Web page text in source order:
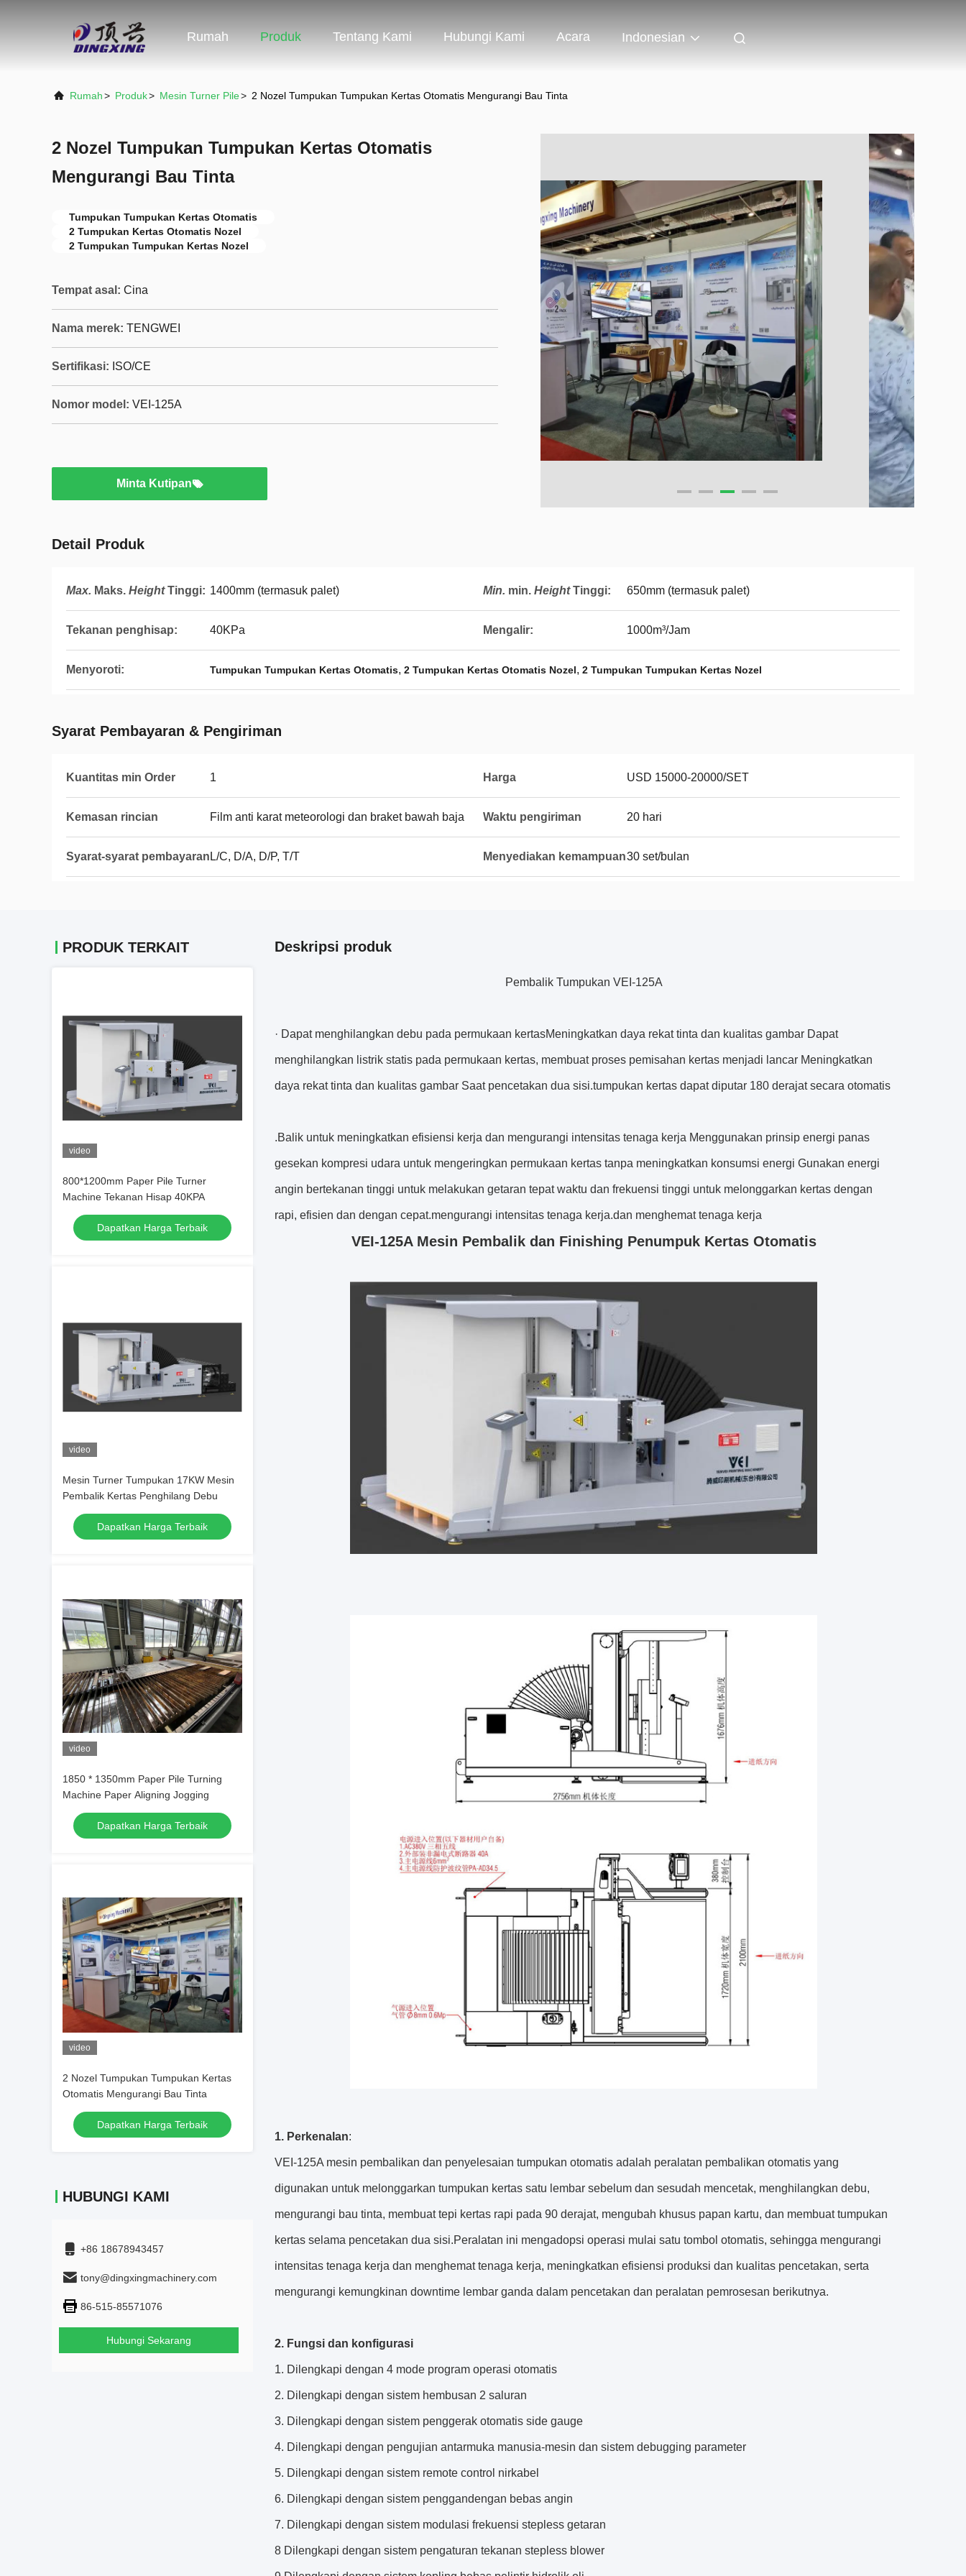
Rumah Produk Tentang Kami Hubungi Kami Acara Indonesian
Rumah> Produk> Mesin Turner Pile> 2 Nozel Tumpukan Tumpukan Kertas Otomatis Mengurangi Bau Tinta
2 Nozel Tumpukan Tumpukan Kertas Otomatis
Mengurangi Bau Tinta
Tumpukan Tumpukan Kertas Otomatis
2 Tumpukan Kertas Otomatis Nozel
2 Tumpukan Tumpukan Kertas Nozel
Tempat asal: Cina
Nama merek: TENGWEI
Sertifikasi: ISO/CE
Nomor model: VEI-125A
Minta Kutipan
Detail Produk
Max. Maks. Height Tinggi: 1400mm (termasuk palet) Min. min. Height Tinggi: 650mm (termasuk palet)
Tekanan penghisap: 40KPa Mengalir: 1000m³/Jam
Menyoroti: Tumpukan Tumpukan Kertas Otomatis, 2 Tumpukan Kertas Otomatis Nozel, 2 Tumpukan Tumpukan Kertas Nozel
Syarat Pembayaran & Pengiriman
Kuantitas min Order 1 Harga USD 15000-20000/SET
Kemasan rincian Film anti karat meteorologi dan braket bawah baja Waktu pengiriman 20 hari
Syarat-syarat pembayaran L/C, D/A, D/P, T/T Menyediakan kemampuan30 set/bulan
PRODUK TERKAIT
video
800*1200mm Paper Pile Turner
Machine Tekanan Hisap 40KPA
Dapatkan Harga Terbaik
video
Mesin Turner Tumpukan 17KW Mesin
Pembalik Kertas Penghilang Debu
Dapatkan Harga Terbaik
video
1850 * 1350mm Paper Pile Turning
Machine Paper Aligning Jogging
Dapatkan Harga Terbaik
video
2 Nozel Tumpukan Tumpukan Kertas
Otomatis Mengurangi Bau Tinta
Dapatkan Harga Terbaik
HUBUNGI KAMI
+86 18678943457
tony@dingxingmachinery.com
86-515-85571076
Hubungi Sekarang
Deskripsi produk
Pembalik Tumpukan VEI-125A
· Dapat menghilangkan debu pada permukaan kertasMeningkatkan daya rekat tinta dan kualitas gambar Dapat
menghilangkan listrik statis pada permukaan kertas, membuat proses pemisahan kertas menjadi lancar Meningkatkan
daya rekat tinta dan kualitas gambar Saat pencetakan dua sisi.tumpukan kertas dapat diputar 180 derajat secara otomatis
.Balik untuk meningkatkan efisiensi kerja dan mengurangi intensitas tenaga kerja Menggunakan prinsip energi panas
gesekan kompresi udara untuk mengeringkan permukaan kertas tanpa meningkatkan konsumsi energi Gunakan energi
angin bertekanan tinggi untuk melakukan getaran tepat waktu dan frekuensi tinggi untuk melonggarkan kertas dengan
rapi, efisien dan dengan cepat.mengurangi intensitas tenaga kerja.dan menghemat tenaga kerja
VEI-125A Mesin Pembalik dan Finishing Penumpuk Kertas Otomatis
1. Perkenalan:
VEI-125A mesin pembalikan dan penyelesaian tumpukan otomatis adalah peralatan pembalikan otomatis yang
digunakan untuk melonggarkan tumpukan kertas satu lembar sebelum dan sesudah mencetak, menghilangkan debu,
mengurangi bau tinta, membuat tepi kertas rapi pada 90 derajat, mengubah khusus papan kartu, dan membuat tumpukan
kertas selama pencetakan dua sisi.Peralatan ini mengadopsi operasi mulai satu tombol otomatis, sehingga mengurangi
intensitas tenaga kerja dan menghemat tenaga kerja, meningkatkan efisiensi produksi dan kualitas pencetakan, serta
mengurangi kemungkinan downtime lembar ganda dalam pencetakan dan peralatan pemrosesan berikutnya.
2. Fungsi dan konfigurasi
1. Dilengkapi dengan 4 mode program operasi otomatis
2. Dilengkapi dengan sistem hembusan 2 saluran
3. Dilengkapi dengan sistem penggerak otomatis side gauge
4. Dilengkapi dengan pengujian antarmuka manusia-mesin dan sistem debugging parameter
5. Dilengkapi dengan sistem remote control nirkabel
6. Dilengkapi dengan sistem penggandengan bebas angin
7. Dilengkapi dengan sistem modulasi frekuensi stepless getaran
8 Dilengkapi dengan sistem pengaturan tekanan stepless blower